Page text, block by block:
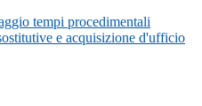
tempi procedimentali
e acquisizione d'ufficio